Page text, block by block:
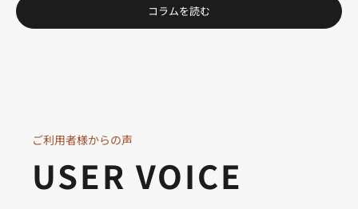
コラムを読む
ご利用者様からの声
USER VOICE